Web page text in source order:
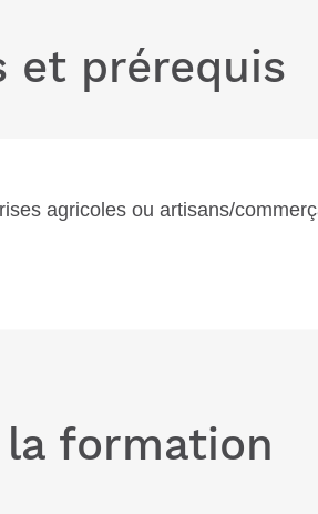
et prérequis
agricoles ou artisans/
formation